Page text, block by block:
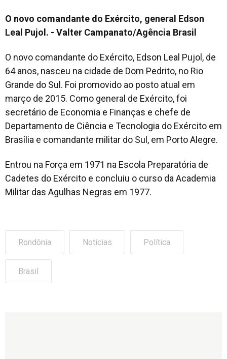
O novo comandante do Exército, general Edson
Leal Pujol. - Valter Campanato/Agência Brasil
O novo comandante do Exército, Edson Leal Pujol, de
64 anos, nasceu na cidade de Dom Pedrito, no Rio
Grande do Sul. Foi promovido ao posto atual em
março de 2015. Como general de Exército, foi
secretário de Economia e Finanças e chefe de
Departamento de Ciência e Tecnologia do Exército em
Brasília e comandante militar do Sul, em Porto Alegre.
Entrou na Força em 1971 na Escola Preparatória de
Cadetes do Exército e concluiu o curso da Academia
Militar das Agulhas Negras em 1977.
Rondônia Notícias Política
Brasil